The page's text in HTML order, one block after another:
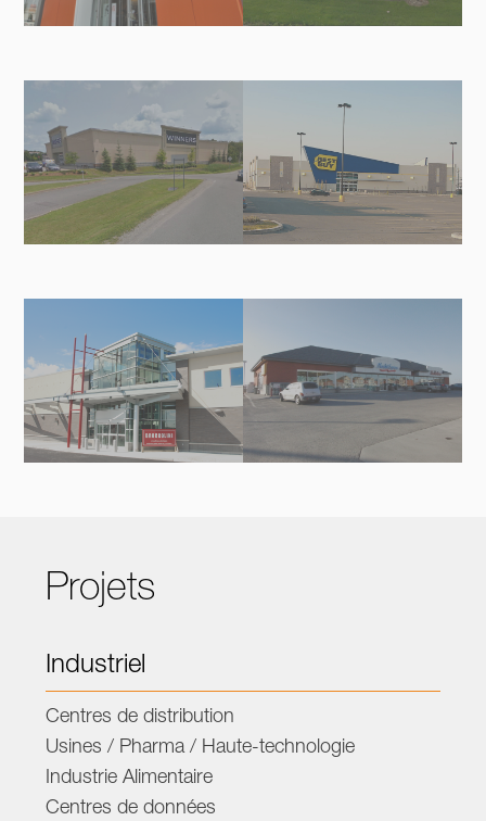
Projets
Industriel
Centres de distribution
Usines / Pharma / Haute-technologie
Industrie Alimentaire
Centres de données